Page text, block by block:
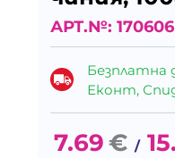
АРТ.№: 170606
Безплатна
Еконт,
7.69€ /